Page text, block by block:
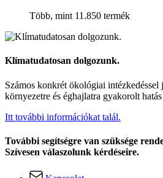
Több, mint 11.850 termék
Klímatudatosan dolgozunk.
Számos konkrét ökológiai
környezetre és éghajlatra gyakorolt
Itt további információkat talál.
További segítségre van szüksége
Szívesen válaszolunk kérdéseire.